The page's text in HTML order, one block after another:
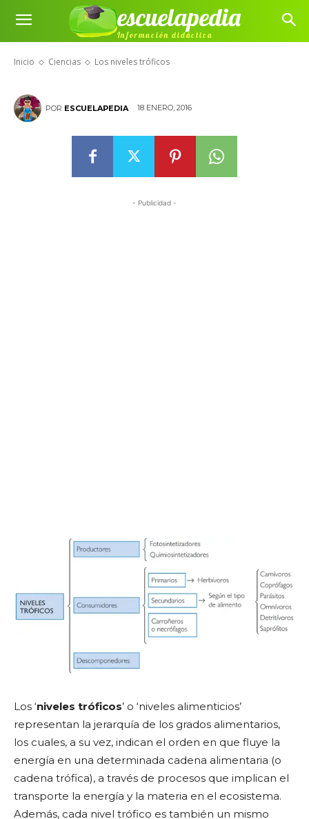
escuelapedia
Información didáctica
Inicio Ciencias Los niveles tróficos
Los niveles tróficos
POR ESCUELAPEDIA 18 ENERO, 2016
- Publicidad -
Los ‘niveles tróficos’ o ‘niveles alimenticios’
representan la jerarquía de los grados alimentarios,
los cuales, a su vez, indican el orden en que fluye la
energía en una determinada cadena alimentaria (o
cadena trófica), a través de procesos que implican el
transporte la energía y la materia en el ecosistema.
Además, cada nivel trófico es también un mismo